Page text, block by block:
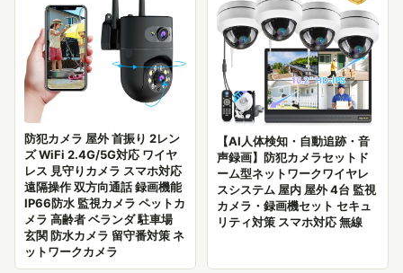
防犯カメラ 屋外 首振り 2レン
ズ WiFi 2.4G/5G対応 ワイヤ
レス 見守りカメラ スマホ対応
遠隔操作 双方向通話 録画機能
IP66防水 監視カメラ ペットカ
メラ 高齢者 ベランダ 駐車場
玄関 防水カメラ 留守番対策 ネ
ットワークカメラ
【AI人体検知・自動追跡・音
声録画】防犯カメラセットド
ーム型ネットワークワイヤレ
スシステム 屋内 屋外 4台 監視
カメラ・録画機セット セキュ
リティ対策 スマホ対応 無線